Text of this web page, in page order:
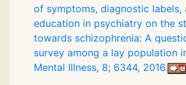
of symptoms, diagnostic labels,
education in psychiatry on the
towards schizophrenia: A
survey among a lay population
Mental Illness, 8; 6344, 2016.